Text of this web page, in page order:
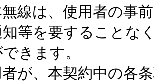
無線は、使用者の事
等を要することな
きます。
が、本契約中の各